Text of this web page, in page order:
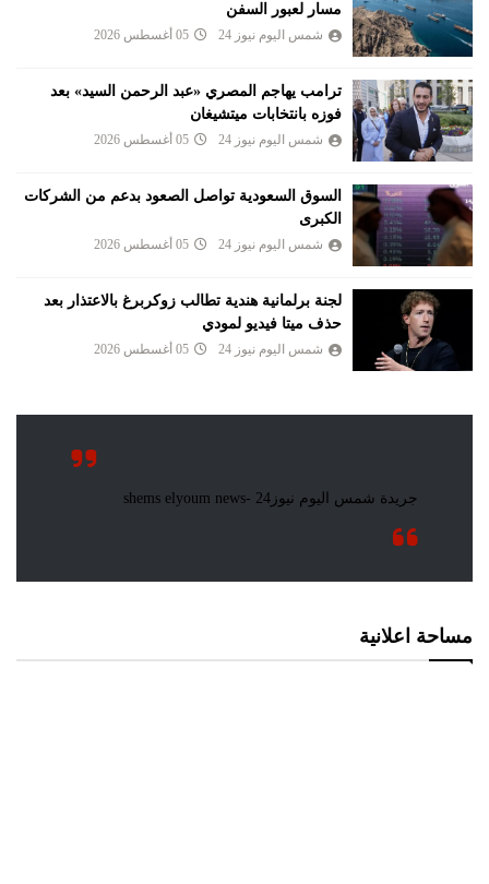
مسار لعبور السفن
شمس اليوم نيوز 24 05 أغسطس 2026
ترامب يهاجم المصري «عبد الرحمن السيد» بعد
فوزه بانتخابات ميتشيغان
شمس اليوم نيوز 24 05 أغسطس 2026
السوق السعودية تواصل الصعود بدعم من الشركات
الكبرى
شمس اليوم نيوز 24 05 أغسطس 2026
لجنة برلمانية هندية تطالب زوكربرغ بالاعتذار بعد
حذف ميتا فيديو لمودي
شمس اليوم نيوز 24 05 أغسطس 2026
مساحة اعلانية